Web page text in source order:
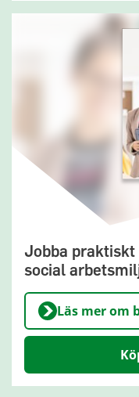
Jobba
social
Läs mer om